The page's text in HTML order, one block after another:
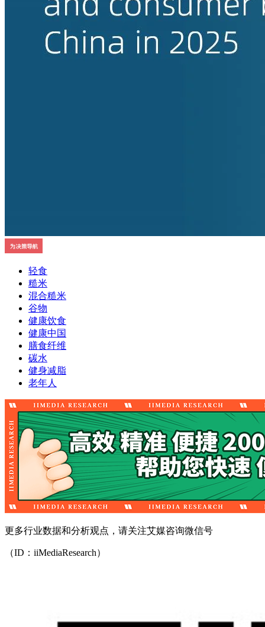
轻食
糙米
混合糙米
谷物
健康饮食
健康中国
膳食纤维
碳水
健身减脂
老年人
更多行业数据和分析观点，请关注艾媒咨询微信号
（ID：iiMediaResearch）